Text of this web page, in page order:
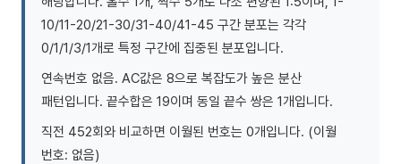
10/11-20/21-30/31-40/41-45 구간 분포는 각각
0/1/1/3/1개로 특정 구간에 집중된 분포입니다.
연속번호 없음. AC값은 8으로 복잡도가 높은 분산
패턴입니다. 끝수합은 19이며 동일 끝수 쌍은 1개입니다.
직전 452회와 비교하면 이월된 번호는 0개입니다. (이월
번호: 없음)